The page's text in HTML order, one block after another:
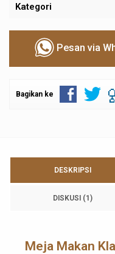
Kategori
Pesan via
Bagikan ke
DESKRIPSI
DISKUSI (1)
Meja Makan